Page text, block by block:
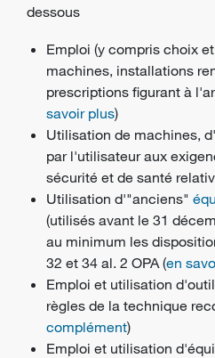
dessous
Emploi (y compris choix
machines, installations
prescriptions figurant à
savoir plus)
Utilisation de machines,
par l'utilisateur aux
sécurité et de santé
Utilisation d'"anciens"
(utilisés avant le 31
au minimum les
32 et 34 al. 2 OPA (en
Emploi et utilisation
règles de la technique
complément)
Emploi et utilisation d'